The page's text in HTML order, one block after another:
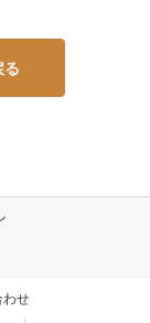
わせ